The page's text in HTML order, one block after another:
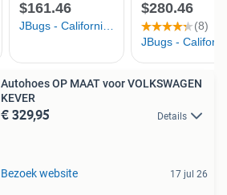
Autohoes OP MAAT voor VOLKSWAGEN
KEVER
€ 329,95 Details
Bezoek website 17 jul 26